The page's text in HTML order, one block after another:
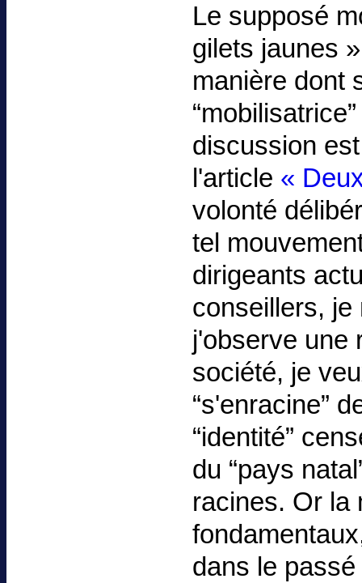
Le supposé
gilets jaunes
manière dont
discussion
l'article «
volonté
tel
dirigeants
conseillers, je
j'observe une
société, je
“s'enracine”
“identité”
du “pays
racines. Or la
dans le